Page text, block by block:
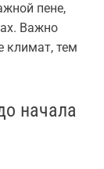
пене,
Важно
климат, тем
начала